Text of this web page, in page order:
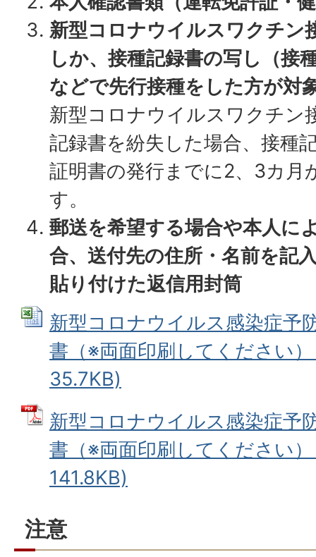
新型コロナウイルスワクチン
しか、接種記録書の写し（接
などで先行接種をした方が対
新型コロナウイルスワクチン
記録書を紛失した場合、接種
証明書の発行までに2、3カ月
す。
郵送を希望する場合や本人に
合、送付先の住所・名前を記
貼り付けた返信用封筒
新型コロナウイルス感染症予
書（※両面印刷してください
35.7KB)
新型コロナウイルス感染症予
書（※両面印刷してください
141.8KB)
注意